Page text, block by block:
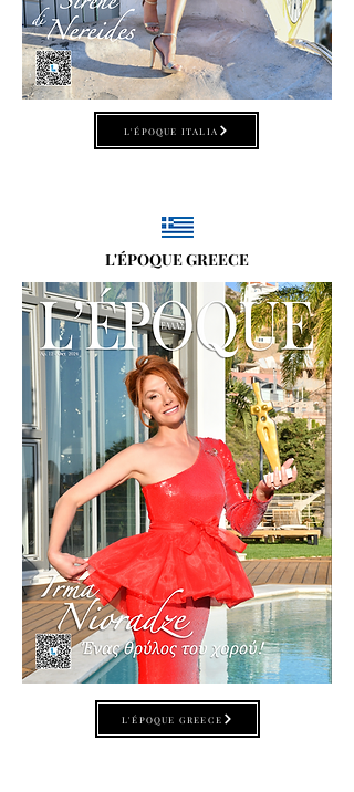
L'ÉPOQUE ITALIA
L'ÉPOQUE GREECE
L'ÉPOQUE GREECE